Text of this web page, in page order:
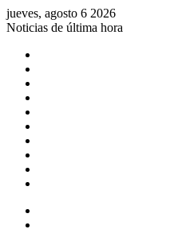
jueves, agosto 6 2026
Noticias de última hora